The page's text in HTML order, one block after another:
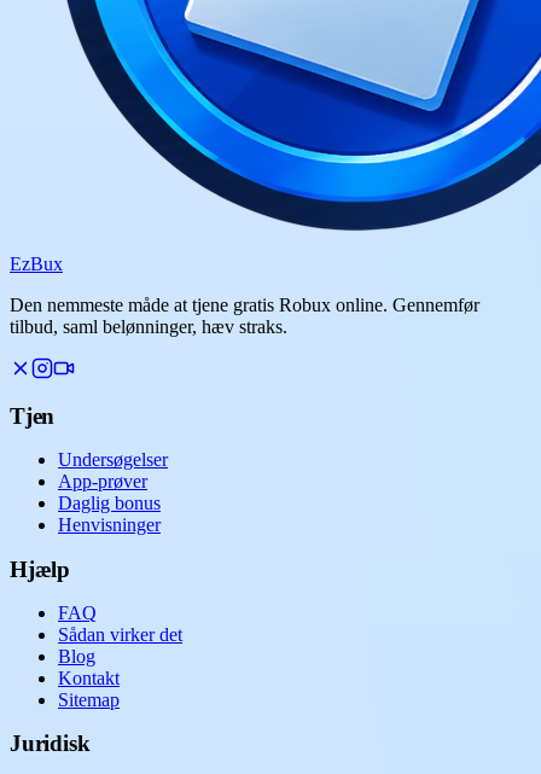
EzBux
Den nemmeste måde at tjene gratis Robux online. Gennemfør
tilbud, saml belønninger, hæv straks.
Tjen
Undersøgelser
App-prøver
Daglig bonus
Henvisninger
Hjælp
FAQ
Sådan virker det
Blog
Kontakt
Sitemap
Juridisk